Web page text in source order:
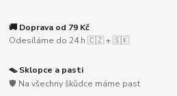
🚚 Doprava od 79 Kč
Odesíláme do 24 h 🇨🇿 + 🇸🇰
🪤 Sklopce a pasti
🛡️ Na všechny škůdce máme past